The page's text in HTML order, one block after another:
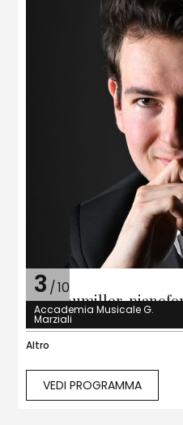
3 /10
Accademia Musicale G.
Marziali
Jonas Aumiller,
Marziali, Seveso
Altro
VEDI PROGRAMMA